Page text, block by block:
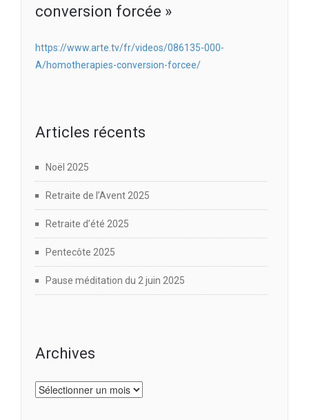
conversion forcée »
https://www.arte.tv/fr/videos/086135-000-
A/homotherapies-conversion-forcee/
Articles récents
Noël 2025
Retraite de l’Avent 2025
Retraite d’été 2025
Pentecôte 2025
Pause méditation du 2 juin 2025
Archives
Archives